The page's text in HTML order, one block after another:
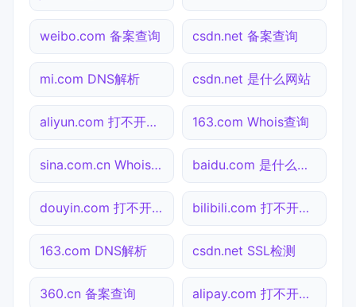
weibo.com 备案查询 csdn.net 备案查询
mi.com DNS解析 csdn.net 是什么网站
aliyun.com 打不开检测 163.com Whois查询
sina.com.cn Whois查询 baidu.com 是什么网站
douyin.com 打不开检测 bilibili.com 打不开检测
163.com DNS解析 csdn.net SSL检测
360.cn 备案查询 alipay.com 打不开检测